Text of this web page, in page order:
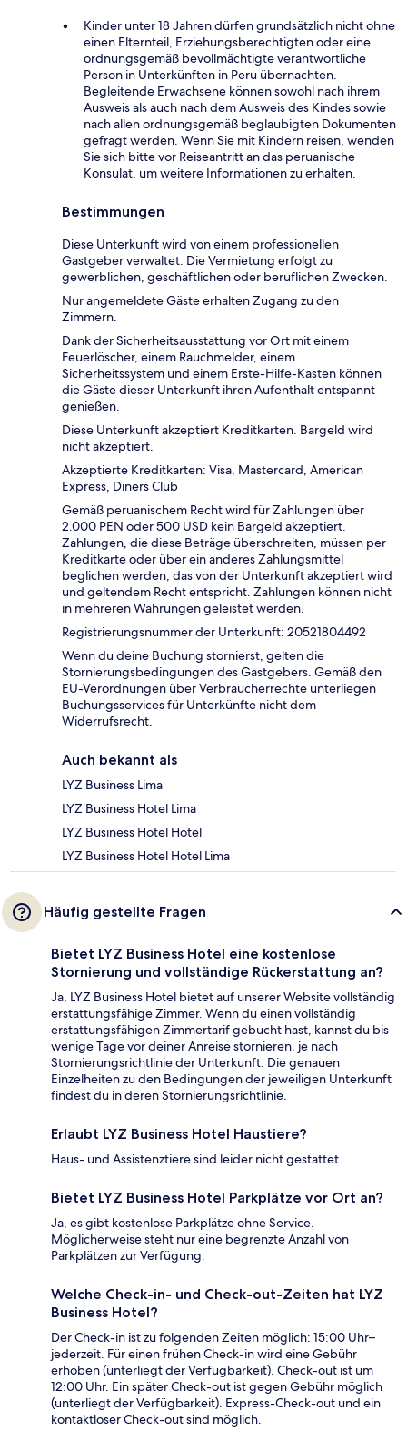
Kinder unter 18 Jahren dürfen grundsätzlich nicht ohne
einen Elternteil, Erziehungsberechtigten oder eine
ordnungsgemäß bevollmächtigte verantwortliche
Person in Unterkünften in Peru übernachten.
Begleitende Erwachsene können sowohl nach ihrem
Ausweis als auch nach dem Ausweis des Kindes sowie
nach allen ordnungsgemäß beglaubigten Dokumenten
gefragt werden. Wenn Sie mit Kindern reisen, wenden
Sie sich bitte vor Reiseantritt an das peruanische
Konsulat, um weitere Informationen zu erhalten.
Bestimmungen
Diese Unterkunft wird von einem professionellen
Gastgeber verwaltet. Die Vermietung erfolgt zu
gewerblichen, geschäftlichen oder beruflichen Zwecken.
Nur angemeldete Gäste erhalten Zugang zu den
Zimmern.
Dank der Sicherheitsausstattung vor Ort mit einem
Feuerlöscher, einem Rauchmelder, einem
Sicherheitssystem und einem Erste-Hilfe-Kasten können
die Gäste dieser Unterkunft ihren Aufenthalt entspannt
genießen.
Diese Unterkunft akzeptiert Kreditkarten. Bargeld wird
nicht akzeptiert.
Akzeptierte Kreditkarten: Visa, Mastercard, American
Express, Diners Club
Gemäß peruanischem Recht wird für Zahlungen über
2.000 PEN oder 500 USD kein Bargeld akzeptiert.
Zahlungen, die diese Beträge überschreiten, müssen per
Kreditkarte oder über ein anderes Zahlungsmittel
beglichen werden, das von der Unterkunft akzeptiert wird
und geltendem Recht entspricht. Zahlungen können nicht
in mehreren Währungen geleistet werden.
Registrierungsnummer der Unterkunft: 20521804492
Wenn du deine Buchung stornierst, gelten die
Stornierungsbedingungen des Gastgebers. Gemäß den
EU-Verordnungen über Verbraucherrechte unterliegen
Buchungsservices für Unterkünfte nicht dem
Widerrufsrecht.
Auch bekannt als
LYZ Business Lima
LYZ Business Hotel Lima
LYZ Business Hotel Hotel
LYZ Business Hotel Hotel Lima
Häufig gestellte Fragen
Bietet LYZ Business Hotel eine kostenlose
Stornierung und vollständige Rückerstattung an?
Ja, LYZ Business Hotel bietet auf unserer Website vollständig
erstattungsfähige Zimmer. Wenn du einen vollständig
erstattungsfähigen Zimmertarif gebucht hast, kannst du bis
wenige Tage vor deiner Anreise stornieren, je nach
Stornierungsrichtlinie der Unterkunft. Die genauen
Einzelheiten zu den Bedingungen der jeweiligen Unterkunft
findest du in deren Stornierungsrichtlinie.
Erlaubt LYZ Business Hotel Haustiere?
Haus- und Assistenztiere sind leider nicht gestattet.
Bietet LYZ Business Hotel Parkplätze vor Ort an?
Ja, es gibt kostenlose Parkplätze ohne Service.
Möglicherweise steht nur eine begrenzte Anzahl von
Parkplätzen zur Verfügung.
Welche Check-in- und Check-out-Zeiten hat LYZ
Business Hotel?
Der Check-in ist zu folgenden Zeiten möglich: 15:00 Uhr–
jederzeit. Für einen frühen Check-in wird eine Gebühr
erhoben (unterliegt der Verfügbarkeit). Check-out ist um
12:00 Uhr. Ein später Check-out ist gegen Gebühr möglich
(unterliegt der Verfügbarkeit). Express-Check-out und ein
kontaktloser Check-out sind möglich.